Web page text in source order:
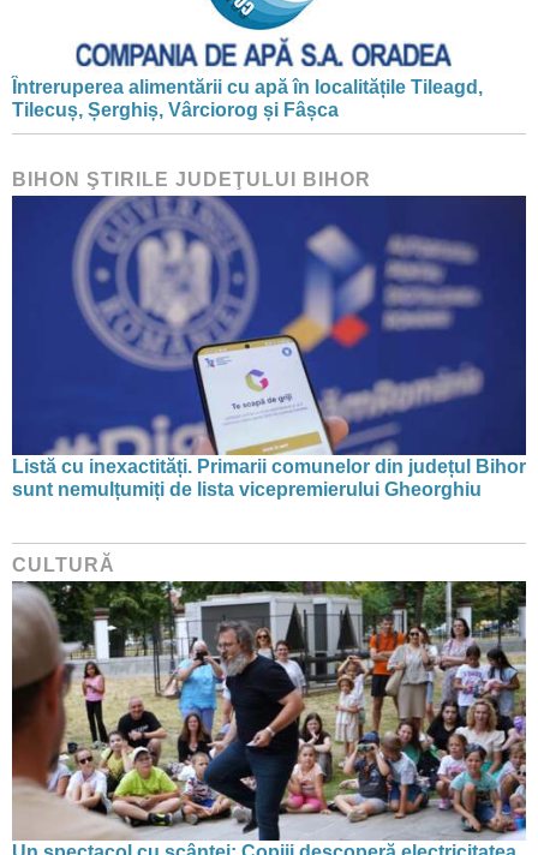
Întreruperea alimentării cu apă în localitățile Tileagd,
Tilecuș, Șerghiș, Vârciorog și Fâșca
BIHON ŞTIRILE JUDEŢULUI BIHOR
Listă cu inexactități. Primarii comunelor din județul Bihor
sunt nemulțumiți de lista vicepremierului Gheorghiu
CULTURĂ